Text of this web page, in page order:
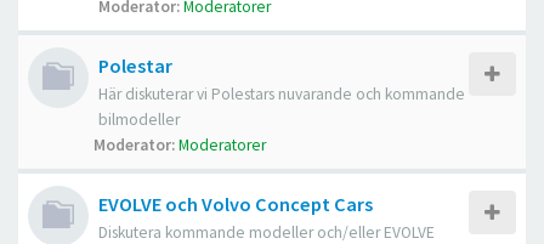
Moderator:Moderatorer
Polestar
Här diskuterar vi Polestars nuvarande och kommande
bilmodeller
Moderator:Moderatorer
EVOLVE och Volvo Concept Cars
Diskutera kommande modeller och/eller EVOLVE